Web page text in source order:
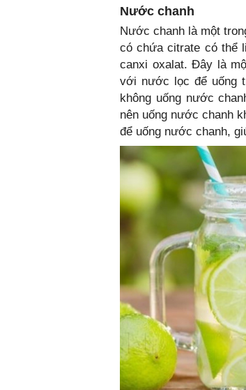
Nước chanh
Nước chanh là một
có chứa citrate có thể
canxi oxalat. Đây là
với nước lọc để uống
không uống nước
nên uống nước chanh
để uống nước chanh,